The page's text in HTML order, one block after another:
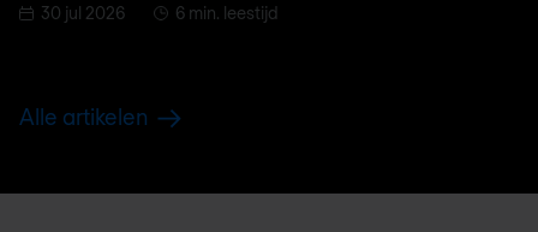
30 jul 2026 6 min. leestijd
Alle artikelen